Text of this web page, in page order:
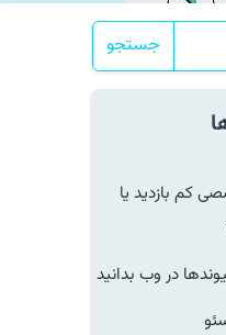
جستجو
کم بازدید یا
در وب بدانید